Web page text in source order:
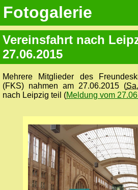
Fotogalerie
Vereinsfahrt nach
27.06.2015
Mehrere Mitglieder des
(FKS) nahmen am 27.06.2015 (
nach Leipzig teil (Meldung vom